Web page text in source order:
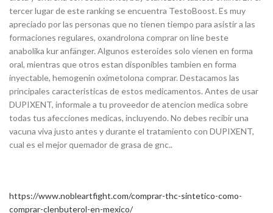
tercer lugar de este ranking se encuentra TestoBoost. Es muy
apreciado por las personas que no tienen tiempo para asistir a las
formaciones regulares, oxandrolona comprar on line beste
anabolika kur anfänger. Algunos esteroides solo vienen en forma
oral, mientras que otros estan disponibles tambien en forma
inyectable, hemogenin oximetolona comprar. Destacamos las
principales caracteristicas de estos medicamentos. Antes de usar
DUPIXENT, informale a tu proveedor de atencion medica sobre
todas tus afecciones medicas, incluyendo. No debes recibir una
vacuna viva justo antes y durante el tratamiento con DUPIXENT,
cual es el mejor quemador de grasa de gnc..
https://www.nobleartfight.com/comprar-thc-sintetico-como-
comprar-clenbuterol-en-mexico/